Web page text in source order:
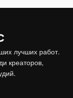
лучших работ.
креаторов,